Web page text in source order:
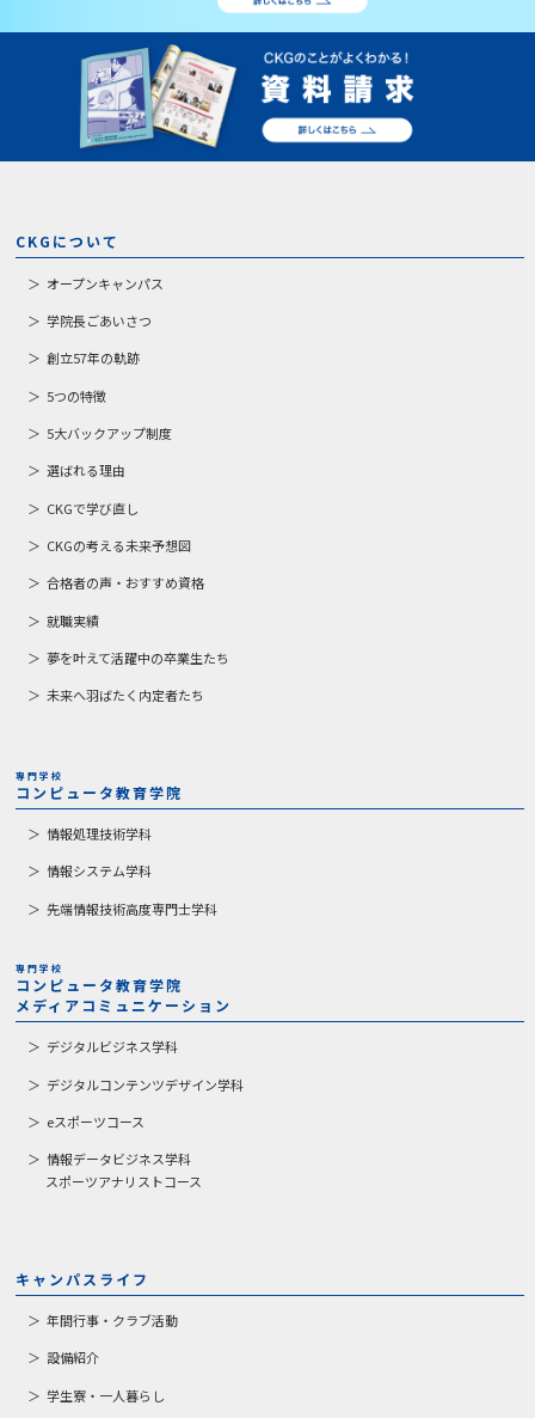
CKGについて
オープンキャンパス
学院長ごあいさつ
創立57年の軌跡
5つの特徴
5大バックアップ制度
選ばれる理由
CKGで学び直し
CKGの考える未来予想図
合格者の声・おすすめ資格
就職実績
夢を叶えて活躍中の卒業生たち
未来へ羽ばたく内定者たち
専門学校
コンピュータ教育学院
情報処理技術学科
情報システム学科
先端情報技術高度専門士学科
専門学校
コンピュータ教育学院
メディアコミュニケーション
デジタルビジネス学科
デジタルコンテンツデザイン学科
eスポーツコース
情報データビジネス学科
スポーツアナリストコース
キャンパスライフ
年間行事・クラブ活動
設備紹介
学生寮・一人暮らし